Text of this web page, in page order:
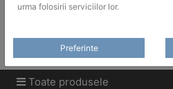
Products
Toate produsele
urma folosirii serviciilor lor.
Preferinte